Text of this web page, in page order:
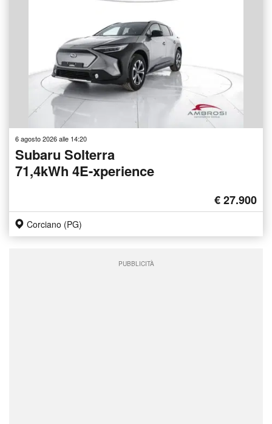
6 agosto 2026 alle 14:20
Subaru Solterra
71,4kWh 4E-xperience
€ 27.900
Corciano (PG)
PUBBLICITÀ